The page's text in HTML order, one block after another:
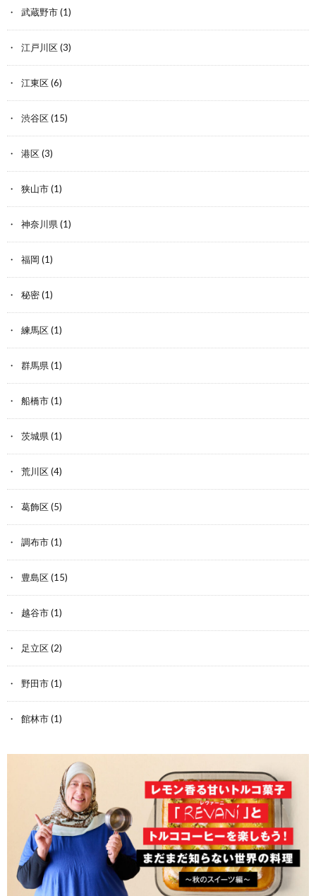
武蔵野市(1)
江戸川区(3)
江東区(6)
渋谷区(15)
港区(3)
狭山市(1)
神奈川県(1)
福岡 (1)
秘密(1)
練馬区(1)
群馬県(1)
船橋市(1)
茨城県(1)
荒川区(4)
葛飾区(5)
調布市(1)
豊島区(15)
越谷市(1)
足立区(2)
野田市(1)
館林市(1)